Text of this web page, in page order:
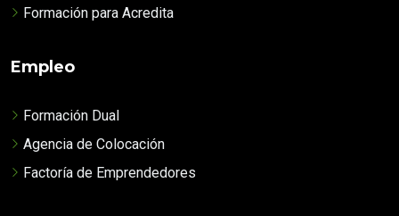
Formación para Acredita
Empleo
Formación Dual
Agencia de Colocación
Factoría de Emprendedores